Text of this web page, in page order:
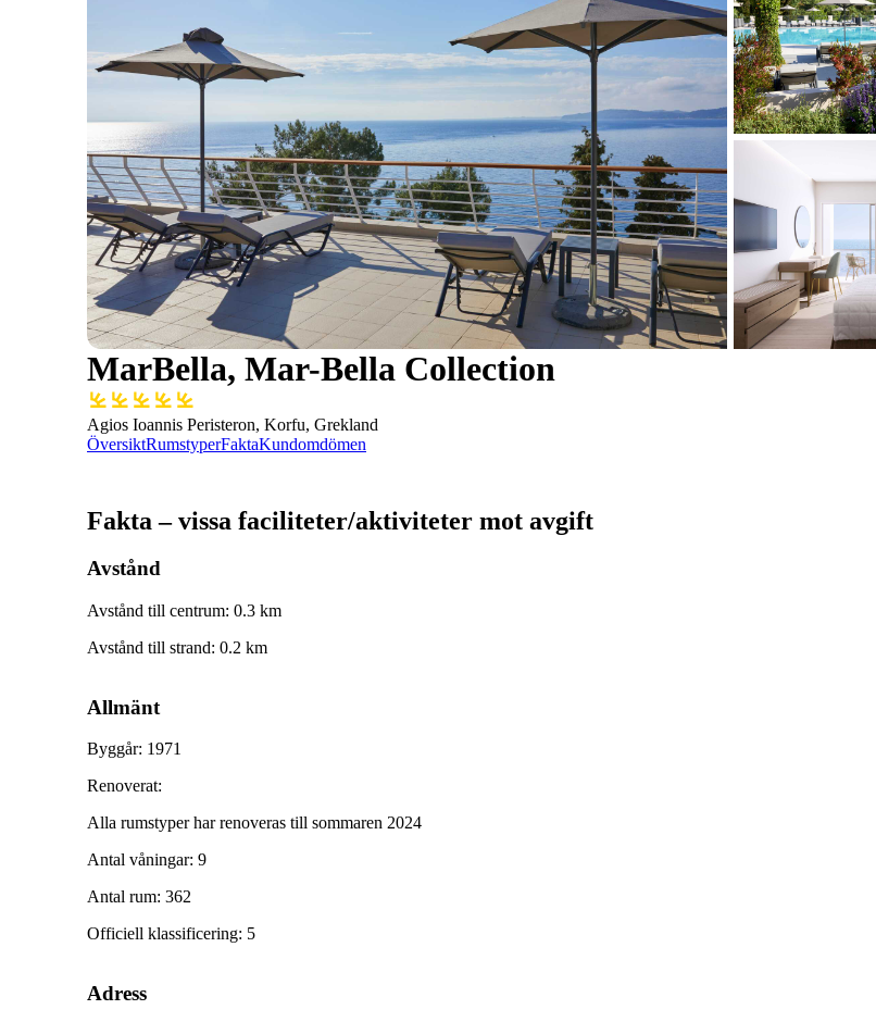
MarBella, Mar-Bella Collection
Agios Ioannis Peristeron, Korfu, Grekland
ÖversiktRumstyperFaktaKundomdömen
Fakta – vissa faciliteter/aktiviteter mot avgift
Avstånd
Avstånd till centrum: 0.3 km
Avstånd till strand: 0.2 km
Allmänt
Byggår: 1971
Renoverat:
Alla rumstyper har renoveras till sommaren 2024
Antal våningar: 9
Antal rum: 362
Officiell klassificering: 5
Adress